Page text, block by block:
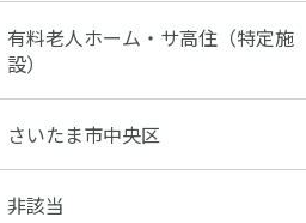
有料老人ホーム・サ高住（特定施
設）
さいたま市中央区
非該当